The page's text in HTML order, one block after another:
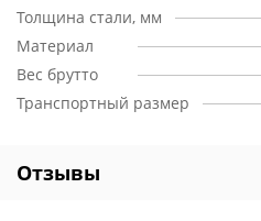
Толщина стали, мм
Материал
Вес брутто
Транспортный размер
Отзывы